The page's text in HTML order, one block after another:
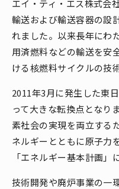
エイ・ティ・エス株式会
輸送および輸送容器の設
れました。以来長年にわ
用済燃料などの輸送を安
ける核燃料サイクルの技
2011年3月に発生した東
って大きな転換点となり
素社会の実現を両立する
ネルギーとともに原子力
「エネルギー基本計画」
技術開発や廃炉事業の一